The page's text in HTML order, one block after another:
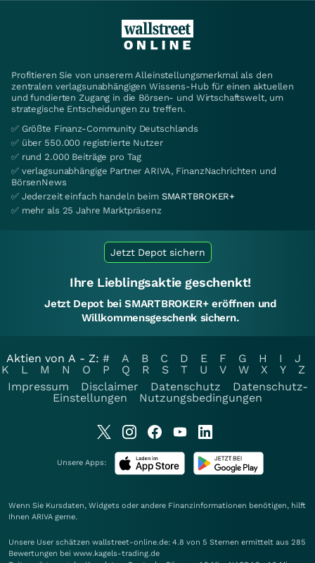
Profitieren Sie von unserem Alleinstellungsmerkmal als den
zentralen verlagsunabhängigen Wissens-Hub für einen aktuellen
und fundierten Zugang in die Börsen- und Wirtschaftswelt, um
strategische Entscheidungen zu treffen.
✅ Größte Finanz-Community Deutschlands
✅ über 550.000 registrierte Nutzer
✅ rund 2.000 Beiträge pro Tag
✅ verlagsunabhängige Partner ARIVA, FinanzNachrichten und
BörsenNews
✅ Jederzeit einfach handeln beim SMARTBROKER+
✅ mehr als 25 Jahre Marktpräsenz
Jetzt Depot sichern
Ihre Lieblingsaktie geschenkt!
Jetzt Depot bei SMARTBROKER+ eröffnen und
Willkommensgeschenk sichern.
Aktien von A - Z: # A B C D E F G H I
J
K
L M N O P Q R S T U V W X Y
Z
Impressum
Disclaimer Datenschutz
Datenschutz-
Einstellungen
Nutzungsbedingungen
Unsere Apps:
Wenn Sie Kursdaten, Widgets oder andere Finanzinformationen benötigen, hilft
Ihnen ARIVA gerne.
Unsere User schätzen wallstreet-online.de: 4.8 von 5 Sternen ermittelt aus 285
Bewertungen bei www.kagels-trading.de